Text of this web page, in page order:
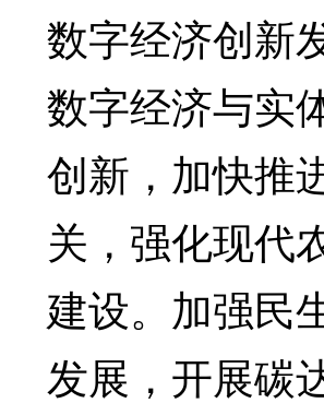
数字经济创新
数字经济与实
创新，加快推
关，强化现代
建设。加强民
发展，开展碳